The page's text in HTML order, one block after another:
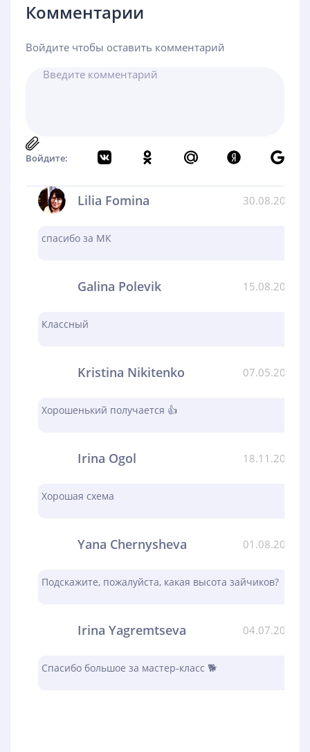
Комментарии
Войдите чтобы оставить комментарий
Войдите:
Lilia Fomina 30.08.2024
спасибо за МК
Galina Polevik 15.08.2024
Классный
Kristina Nikitenko 07.05.2024
Хорошенький получается 👍
Irina Ogol 18.11.2023
Хорошая схема
Yana Chernysheva 01.08.2023
Подскажите, пожалуйста, какая высота зайчиков?
Irina Yagremtseva 04.07.2023
Спасибо большое за мастер-класс 🐕